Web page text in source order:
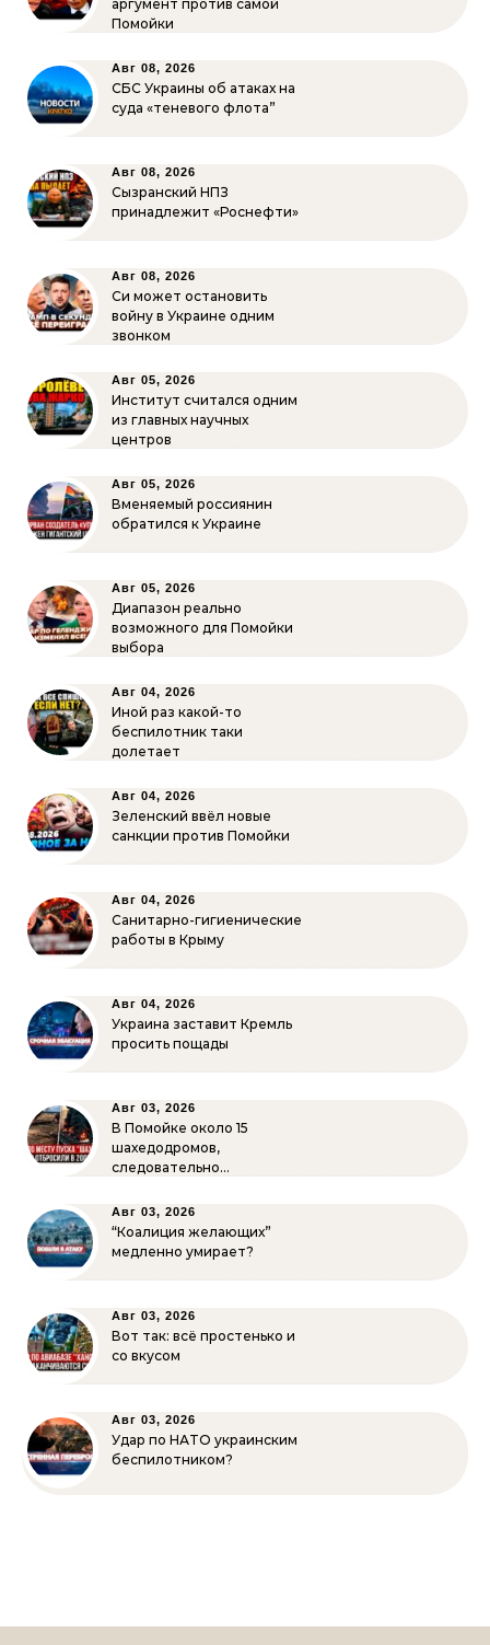
аргумент против самой
Помойки
Авг 08, 2026
СБС Украины об атаках на
суда «теневого флота”
Авг 08, 2026
Сызранский НПЗ
принадлежит «Роснефти»
Авг 08, 2026
Си может остановить
войну в Украине одним
звонком
Авг 05, 2026
Институт считался одним
из главных научных
центров
Авг 05, 2026
Вменяемый россиянин
обратился к Украине
Авг 05, 2026
Диапазон реально
возможного для Помойки
выбора
Авг 04, 2026
Иной раз какой-то
беспилотник таки
долетает
Авг 04, 2026
Зеленский ввёл новые
санкции против Помойки
Авг 04, 2026
Санитарно-гигиенические
работы в Крыму
Авг 04, 2026
Украина заставит Кремль
просить пощады
Авг 03, 2026
В Помойке около 15
шахедодромов,
следовательно…
Авг 03, 2026
“Коалиция желающих”
медленно умирает?
Авг 03, 2026
Вот так: всё простенько и
со вкусом
Авг 03, 2026
Удар по НАТО украинским
беспилотником?